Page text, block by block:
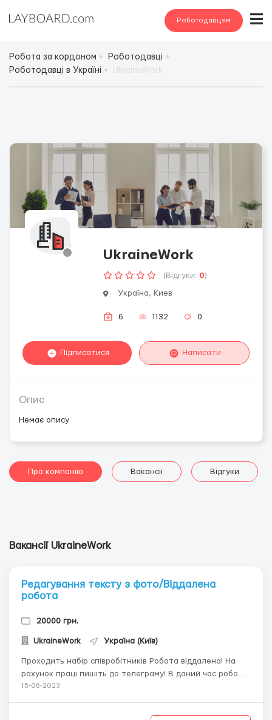
Роботодавцям
Робота за кордоном
Роботодавці
Роботодавці в Україні
UkraineWork
(Відгуки: 0)
Україна, Киев
6 1132 0
Підписатися Написати
Опис
Немає опису
Про компанію Вакансії Відгуки
Вакансії UkraineWork
Редагування тексту з фото/Віддалена
робота
20000 грн.
UkraineWork Україна (Київ)
Проходить набір співробітників Робота віддалена! На
рахунок праці пишіть до телеграму! В даний час робота
в інтернеті є дуже популярним способом заробітку. Саме
15-06-2023